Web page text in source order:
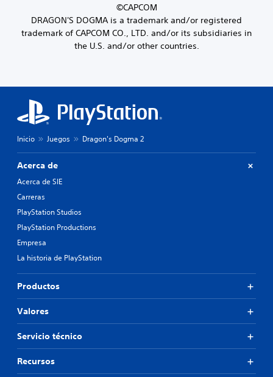
©CAPCOM
DRAGON'S DOGMA is a trademark and/or registered
trademark of CAPCOM CO., LTD. and/or its subsidiaries in
the U.S. and/or other countries.
Inicio Juegos Dragon's Dogma 2
Acerca de
Acerca de SIE
Carreras
PlayStation Studios
PlayStation Productions
Empresa
La historia de PlayStation
Productos
Valores
Servicio técnico
Recursos